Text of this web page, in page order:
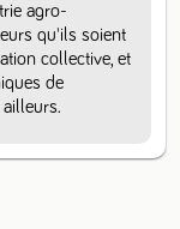
agro-
qu'ils soient
collective, et
de